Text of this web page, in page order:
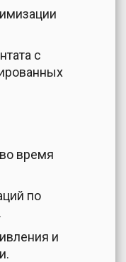
с
время
по
и